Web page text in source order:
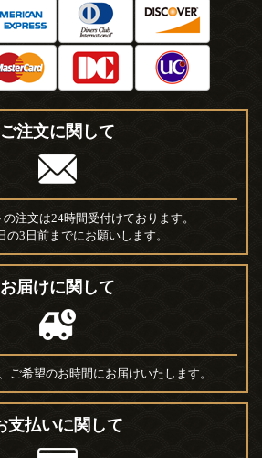
ご注文に関して
注文は24時間受付けております。
3日前までにお願いします。
お届けに関して
ご希望のお時間にお届けいたします。
支払いに関して